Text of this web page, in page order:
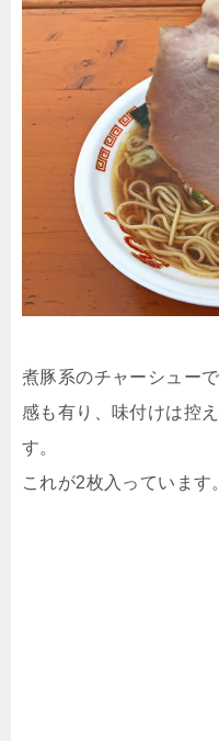
煮豚系のチャーシュー
感も有り、味付けは控
す。
これが2枚入っています